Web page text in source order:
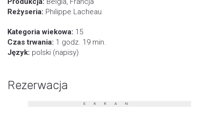
Reżyseria: Philippe Lacheau
Kategoria wiekowa: 15
Czas trwania: 1 godz. 19 min.
Język: polski (napisy)
Rezerwacja
EKRAN